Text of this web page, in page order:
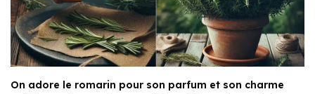
On adore le romarin pour son parfum et son charme